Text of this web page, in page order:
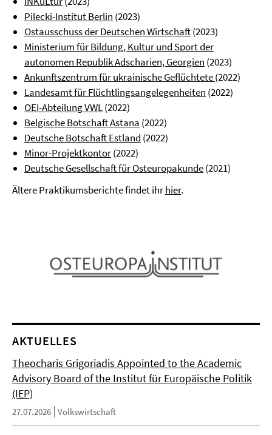
Pilecki-Institut Berlin (2023)
Ostausschuss der Deutschen Wirtschaft(2023)
Ministerium für Bildung, Kultur und Sport der
autonomen Republik Adscharien, Georgien (2023)
Ankunftszentrum für ukrainische Geflüchtete(2022)
Landesamt für Flüchtlingsangelegenheiten (2022)
OEI-Abteilung VWL(2022)
Belgische Botschaft Astana (2022)
Deutsche Botschaft Estland (2022)
Minor-Projektkontor(2022)
Deutsche Gesellschaft für Osteuropakunde(2021)
Ältere Praktikumsberichte findet ihrhier.
AKTUELLES
Theocharis Grigoriadis Appointed to the Academic
Advisory Board of the Institut für Europäische Politik
(IEP)
27.07.2026 Volkswirtschaft